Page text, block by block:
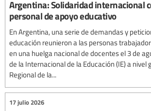
Argentina: Solidaridad internacional
personal de apoyo educativo
En Argentina, una serie de demandas y
educación reunieron a las personas
en una huelga nacional de docentes el 3 de
de la Internacional de la Educación (IE) a nivel
Regional de la...
17 julio 2026